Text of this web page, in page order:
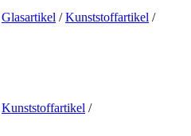
Glasartikel /Kunststoffartikel /
Kunststoffartikel /